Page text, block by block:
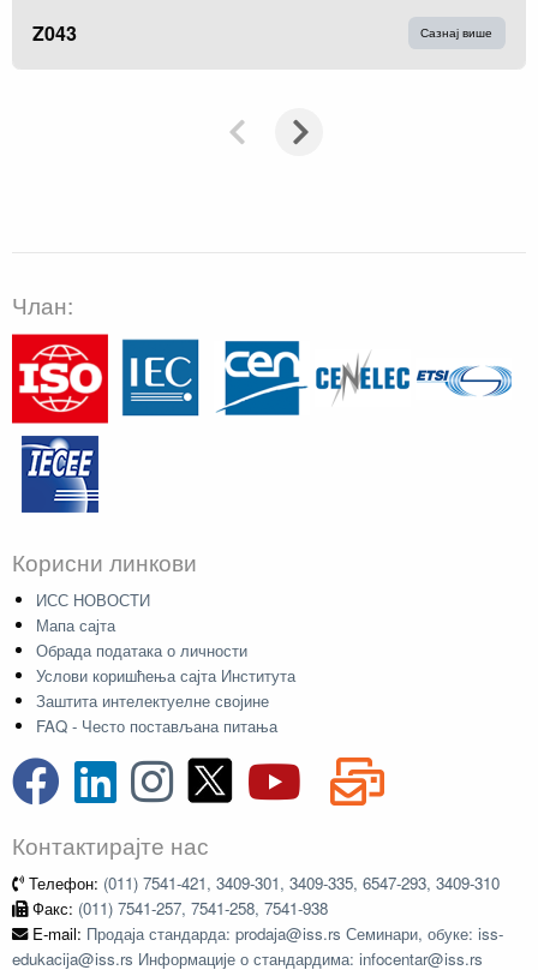
Z043 Сазнај више
Члан:
Корисни линкови
ИСС НОВОСТИ
Мапа сајта
Обрада података о личности
Услови коришћења сајта Института
Заштита интелектуелне својине
FAQ - Често постављана питања
Контактирајте нас
Телефон: (011) 7541-421, 3409-301, 3409-335, 6547-293, 3409-310
Факс: (011) 7541-257, 7541-258, 7541-938
E-mail: Продаја стандарда: prodaja@iss.rs Семинари, обуке: iss-
edukacija@iss.rs Информације о стандардима: infocentar@iss.rs